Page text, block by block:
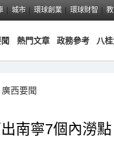
城市 環球創業 環球財智
熱門文章 政務參考 八
廣西要聞
南寧7個內澇